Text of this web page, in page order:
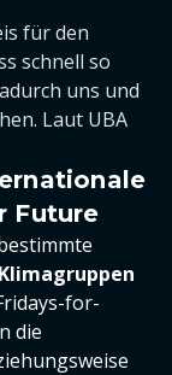
für den
schnell so
uns und
Laut UBA
Future
for-
die